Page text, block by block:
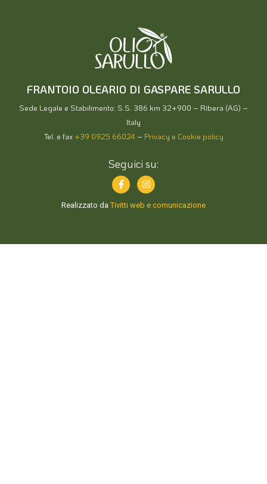
FRANTOIO OLEARIO DI GASPARE SARULLO
Sede Legale e Stabilimento: S.S. 386 km 32+900 – Ribera (AG) –
Italy
Tel. e fax+39 0925 66024 – Privacy e Cookie policy
Seguici su:
Realizzato daTivitti web e comunicazione